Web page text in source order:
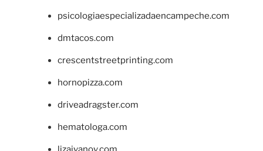
psicologiaespecializadaencampeche.com
dmtacos.com
crescentstreetprinting.com
hornopizza.com
driveadragster.com
hematologa.com